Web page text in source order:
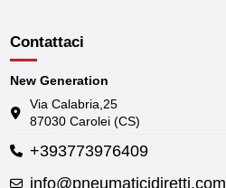
Contattaci
New Generation
Via Calabria,25
87030 Carolei (CS)
+393773976409
info@pneumaticidiretti.com